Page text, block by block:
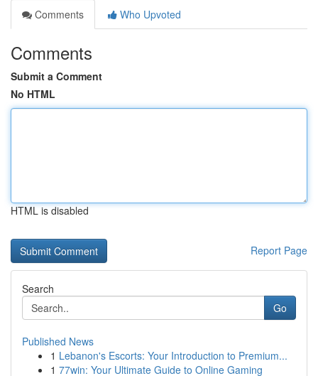
Comments
Who Upvoted
Comments
Submit a Comment
No HTML
HTML is disabled
Report Page
Search
Go
Published News
1 Lebanon's Escorts: Your Introduction to Premium...
1 77win: Your Ultimate Guide to Online Gaming